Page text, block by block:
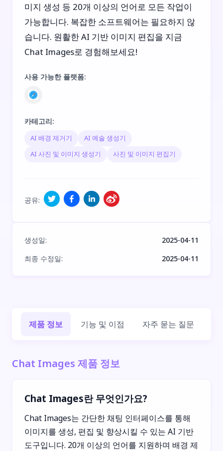
미지 생성 등 20개 이상의 언어로 모든 작업이
가능합니다. 복잡한 소프트웨어는 필요하지 않
습니다. 원활한 AI 기반 이미지 편집을 지금
Chat Images로 경험해보세요!
사용 가능한 플랫폼:
카테고리:
AI 배경 제거기
AI 예술 생성기
AI 사진 및 이미지 생성기
사진 및 이미지 편집기
공유:
생성일:
2025-04-11
최종 수정일: 2025-04-11
제품 정보 기능 및 이점 자주 묻는 질문
Chat Images 제품 정보
Chat Images란 무엇인가요?
Chat Images는 간단한 채팅 인터페이스를 통해
이미지를 생성, 편집 및 향상시킬 수 있는 AI 기반
도구입니다. 20개 이상의 언어를 지원하며 배경 제